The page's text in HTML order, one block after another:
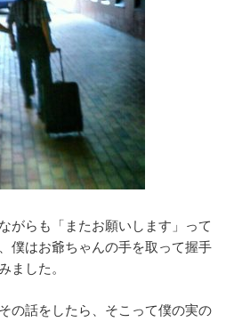
がらも「またお願いします」って
僕はお爺ちゃんの手を取って握手
ました。
の話をしたら、そこって僕の実の